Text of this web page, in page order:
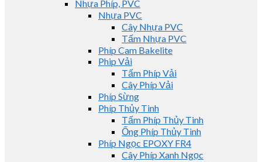
Nhựa Phíp, PVC
Nhựa PVC
Cây Nhựa PVC
Tấm Nhựa PVC
Phíp Cam Bakelite
Phip Vải
Tấm Phíp Vải
Cây Phíp Vải
Phíp Sừng
Phíp Thủy Tinh
Tấm Phíp Thủy Tinh
Ống Phíp Thủy Tinh
Phíp Ngọc EPOXY FR4
Cây Phíp Xanh Ngọc